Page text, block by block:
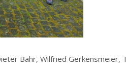
Bähr, Wilfried Gerkensmeier,